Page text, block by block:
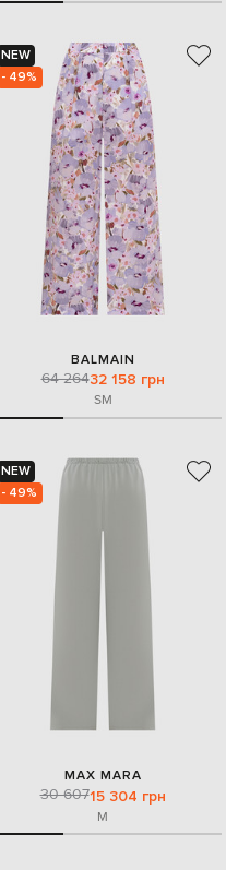
NEW
- 49%
BALMAIN
64 26432 158 грн
SM
NEW
- 49%
MAX MARA
30 60715 304 грн
M